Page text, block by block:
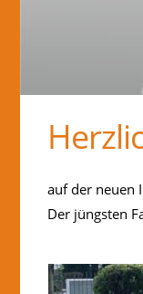
auf der neuen
Der jüngsten